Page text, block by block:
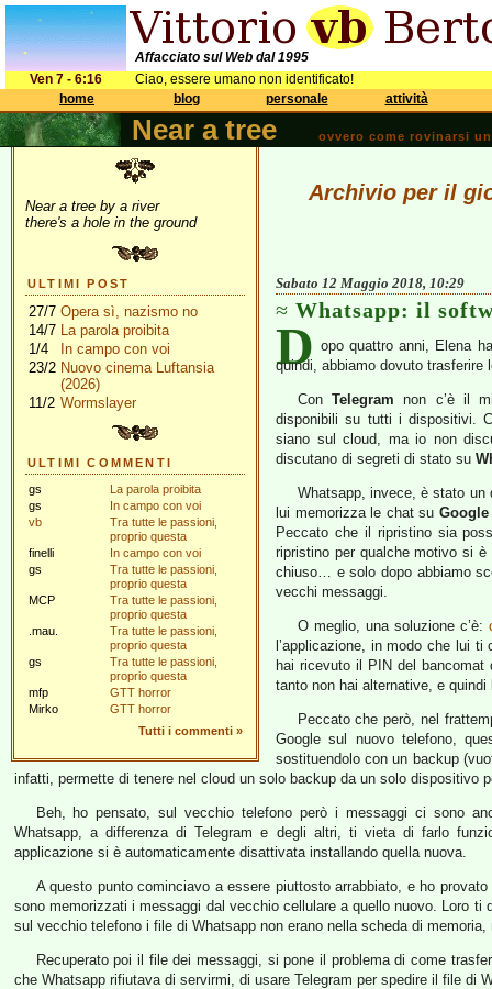
Affacciato sul Web dal 1995
Ven 7 - 6:16
Ciao, essere umano non identificato!
home
blog personale attività
Near a tree ovvero come rovinarsi
Near a tree by a river
there's a hole in the ground
ULTIMI POST
27/7 Opera sì, nazismo no
14/7 La parola proibita
1/4
In campo con voi
23/2 Nuovo cinema Luftansia
(2026)
11/2 Wormslayer
ULTIMI COMMENTI
gs
La parola proibita
gs
In campo con voi
vb
Tra tutte le passioni,
proprio questa
finelli
In campo con voi
gs
Tra tutte le passioni,
proprio questa
MCP
Tra tutte le passioni,
proprio questa
.mau.
Tra tutte le passioni,
proprio questa
gs
Tra tutte le passioni,
proprio questa
mfp
GTT horror
Mirko
GTT horror
Tutti i commenti »
Archivio per il
Sabato 12 Maggio 2018, 10:29
Whatsapp: il
D opo quattro anni, Elena
quindi, abbiamo dovuto trasferire
Con Telegram non c’è il
disponibili su tutti i dispositivi.
siano sul cloud, ma io non
discutano di segreti di stato su
Whatsapp, invece, è stato un
lui memorizza le chat su Google
Peccato che il ripristino sia
ripristino per qualche motivo si
chiuso… e solo dopo abbiamo
vecchi messaggi.
O meglio, una soluzione c’è:
l’applicazione, in modo che lui
hai ricevuto il PIN del
tanto non hai alternative, e quindi
Peccato che però, nel
Google sul nuovo telefono,
sostituendolo con un backup
infatti, permette di tenere nel cloud un solo backup da un solo dispositivo
Beh, ho pensato, sul vecchio telefono però i messaggi ci sono
Whatsapp, a differenza di Telegram e degli altri, ti vieta di farlo
applicazione si è automaticamente disattivata installando quella nuova.
A questo punto cominciavo a essere piuttosto arrabbiato, e ho
sono memorizzati i messaggi dal vecchio cellulare a quello nuovo. Loro
sul vecchio telefono i file di Whatsapp non erano nella scheda di
Recuperato poi il file dei messaggi, si pone il problema di come
che Whatsapp rifiutava di servirmi, di usare Telegram per spedire il file di